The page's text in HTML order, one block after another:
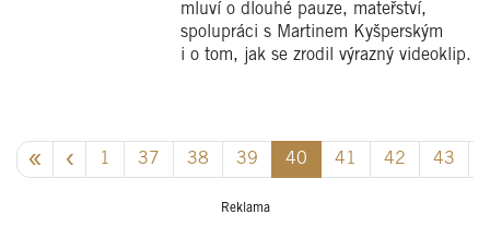
mluví o dlouhé pauze, mateřství,
spolupráci s Martinem Kyšperským
i o tom, jak se zrodil výrazný videoklip.
1 37 38 39 40 41 42 43
Reklama